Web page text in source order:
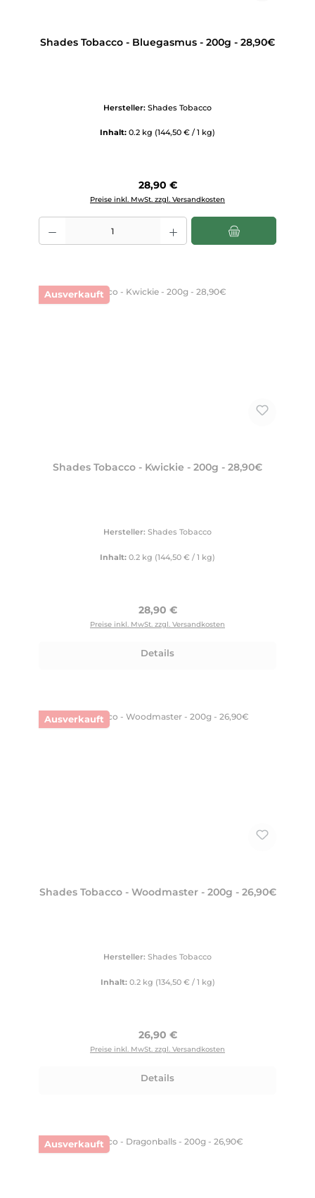
Shades Tobacco - Bluegasmus - 200g - 28,90€
Hersteller: Shades Tobacco
Inhalt: 0.2 kg (144,50 € / 1 kg)
Regulärer Preis:
28,90 €
Preise inkl. MwSt. zzgl. Versandkosten
Produkt Anzahl: Gib den gewünschten Wert ein oder benutze die
Ausverkauft
Shades Tobacco - Kwickie - 200g - 28,90€
Hersteller: Shades Tobacco
Inhalt: 0.2 kg (144,50 € / 1 kg)
Regulärer Preis:
28,90 €
Preise inkl. MwSt. zzgl. Versandkosten
Details
Ausverkauft
Shades Tobacco - Woodmaster - 200g - 26,90€
Hersteller: Shades Tobacco
Inhalt: 0.2 kg (134,50 € / 1 kg)
Regulärer Preis:
26,90 €
Preise inkl. MwSt. zzgl. Versandkosten
Details
Ausverkauft